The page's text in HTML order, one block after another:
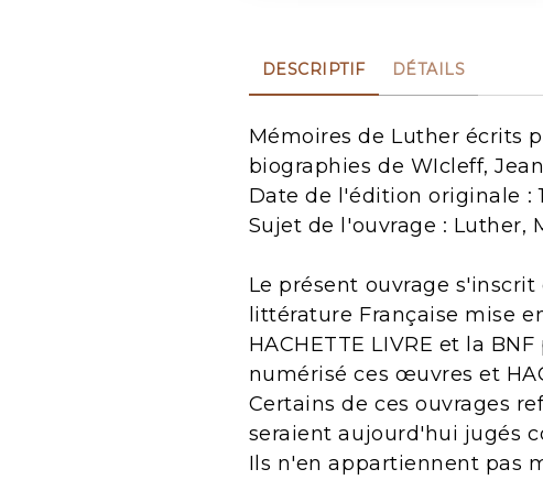
DESCRIPTIF DÉTAILS
Mémoires de Luther écrits
biographies de WIcleff,
Date de l'édition originale :
Sujet de l'ouvrage : Luther,
Le présent ouvrage
littérature Française mise
HACHETTE LIVRE et la
numérisé ces œuvres et
Certains de ces ouvrages
seraient aujourd'hui jugés
Ils n'en appartiennent pas